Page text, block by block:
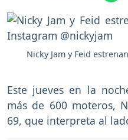
Nicky Jam y Feid
Este jueves en la
más de 600 moteros,
69, que interpreta al